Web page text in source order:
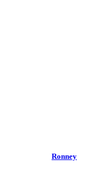
Ronney